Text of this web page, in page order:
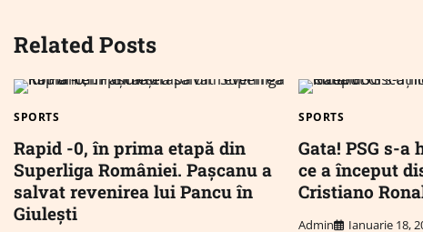
articole
Related Posts
SPORTS
Rapid -0, în prima etapă din
Superliga României. Pașcanu a
salvat revenirea lui Pancu în
Giulești
SPORTS
Gata! PSG s-a
ce a început
Cristiano
Admin Ianuarie 18,